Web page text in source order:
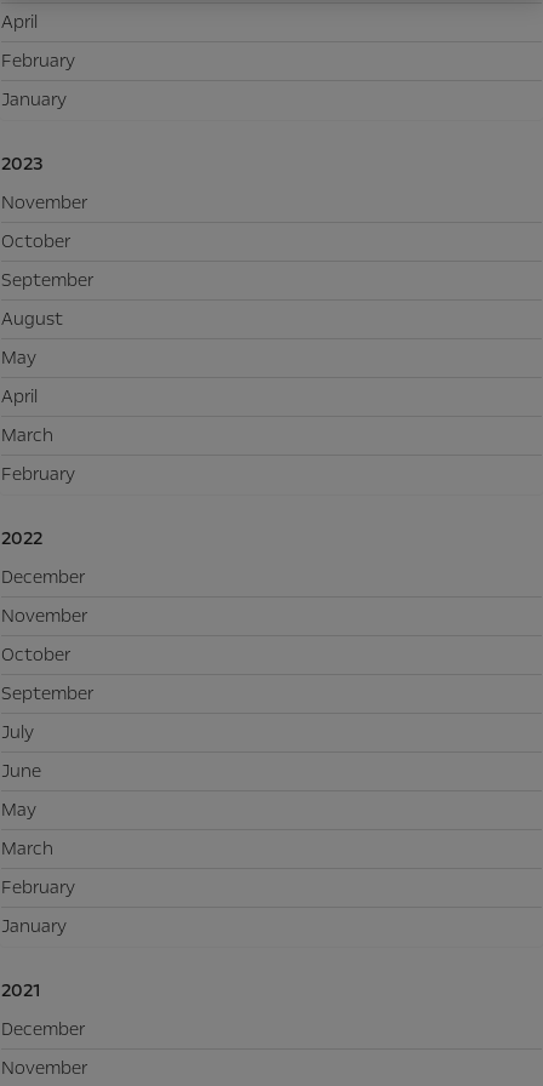
April
February
January
2023
November
October
September
August
May
April
March
February
2022
December
November
October
September
July
June
May
March
February
January
2021
December
November